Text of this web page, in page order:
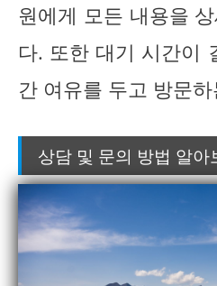
원에게 모든 내용을
다. 또한 대기 시간이
간 여유를 두고 방문
상담 및 문의 방법 알아